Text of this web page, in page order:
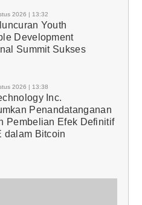
2026 | 13:32
Youth
Development
Summit Sukses
2026 | 13:38
Inc.
Penandatanganan
Pembelian Efek Definitif
dalam Bitcoin